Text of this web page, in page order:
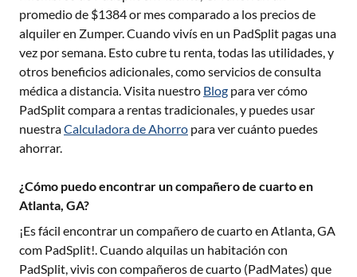
promedio de $1384or mes comparado a los precios de
alquiler en Zumper. Cuando vivís en un PadSplit pagas una
vez por semana. Esto cubre tu renta, todas las utilidades, y
otros beneficios adicionales, como servicios de consulta
médica a distancia. Visita nuestro Blog para ver cómo
PadSplit compara a rentas tradicionales, y puedes usar
nuestraCalculadora de Ahorro para ver cuánto puedes
ahorrar.
¿Cómo puedo encontrar un compañero de cuarto en
Atlanta, GA?
¡Es fácil encontrar un compañero de cuarto en Atlanta, GA
com PadSplit!. Cuando alquilas un habitación con
PadSplit, vivis con compañeros de cuarto (PadMates) que